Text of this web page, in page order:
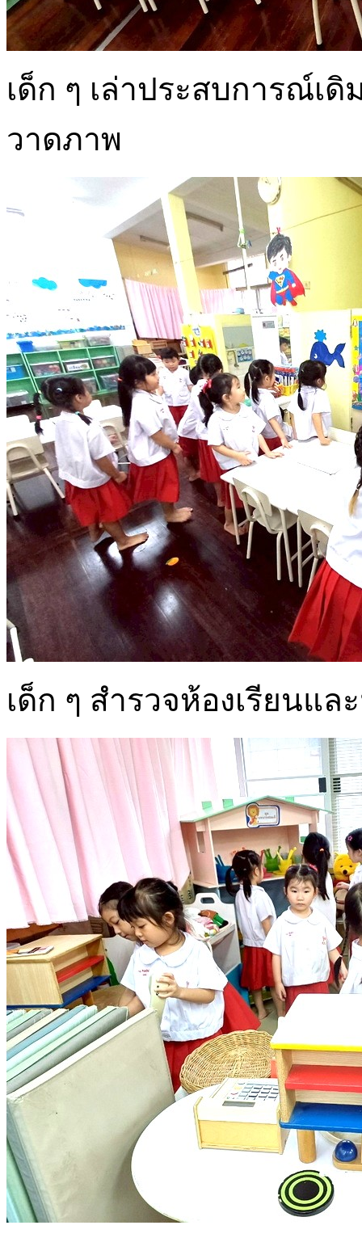
เด็ก ๆ เล่าประสบการณ์เดิ
วาดภาพ
เด็ก ๆ สำรวจห้องเรียนแล